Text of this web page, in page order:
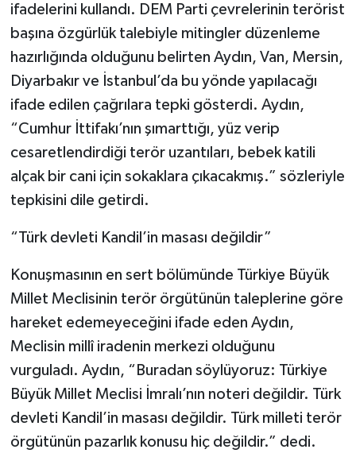
ifadelerini kullandı. DEM Parti çevrelerinin terörist
başına özgürlük talebiyle mitingler düzenleme
hazırlığında olduğunu belirten Aydın, Van, Mersin,
Diyarbakır ve İstanbul’da bu yönde yapılacağı
ifade edilen çağrılara tepki gösterdi. Aydın,
“Cumhur İttifakı’nın şımarttığı, yüz verip
cesaretlendirdiği terör uzantıları, bebek katili
alçak bir cani için sokaklara çıkacakmış.” sözleriyle
tepkisini dile getirdi.
“Türk devleti Kandil’in masası değildir”
Konuşmasının en sert bölümünde Türkiye Büyük
Millet Meclisinin terör örgütünün taleplerine göre
hareket edemeyeceğini ifade eden Aydın,
Meclisin millî iradenin merkezi olduğunu
vurguladı. Aydın, “Buradan söylüyoruz: Türkiye
Büyük Millet Meclisi İmralı’nın noteri değildir. Türk
devleti Kandil’in masası değildir. Türk milleti terör
örgütünün pazarlık konusu hiç değildir.” dedi.